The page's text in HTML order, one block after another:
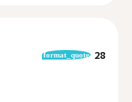
format_quote 28